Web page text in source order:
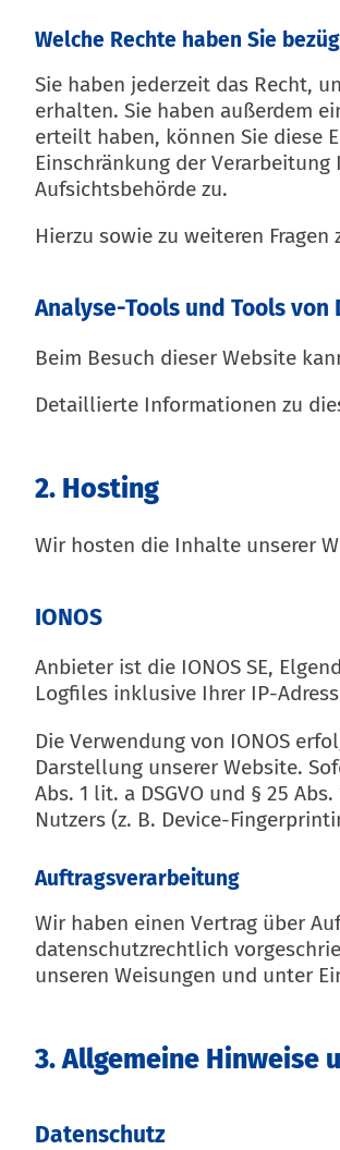
Welche Rechte haben Sie
Sie haben jederzeit das Recht,
erhalten. Sie haben außerdem
erteilt haben, können Sie diese
Einschränkung der
Aufsichtsbehörde zu.
Hierzu sowie zu weiteren
Analyse-Tools und Tools
Beim Besuch dieser Website
Detaillierte Informationen zu
2. Hosting
Wir hosten die Inhalte unserer
IONOS
Anbieter ist die IONOS SE,
Logfiles inklusive Ihrer IP-
Die Verwendung von IONOS
Darstellung unserer Website.
Abs. 1 lit. a DSGVO und § 25
Nutzers (z. B. Device-
Auftragsverarbeitung
Wir haben einen Vertrag über
datenschutzrechtlich
unseren Weisungen und unter
3. Allgemeine
Datenschutz